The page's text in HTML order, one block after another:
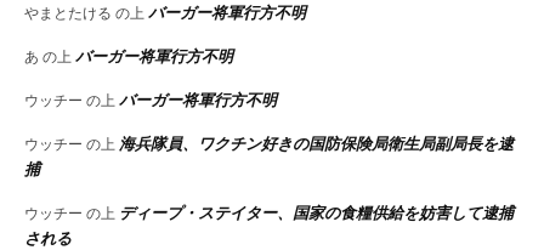
やまとたける の上 バーガー将軍行方不明
あ の上 バーガー将軍行方不明
ウッチー の上 バーガー将軍行方不明
ウッチー の上 海兵隊員、ワクチン好きの国防保険局衛生局副局長を逮
捕
ウッチー の上 ディープ・ステイター、国家の食糧供給を妨害して逮捕
される